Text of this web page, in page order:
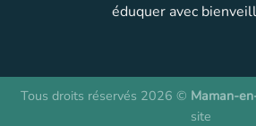
éduquer avec
Tous droits réservés 2026 © Maman-
site